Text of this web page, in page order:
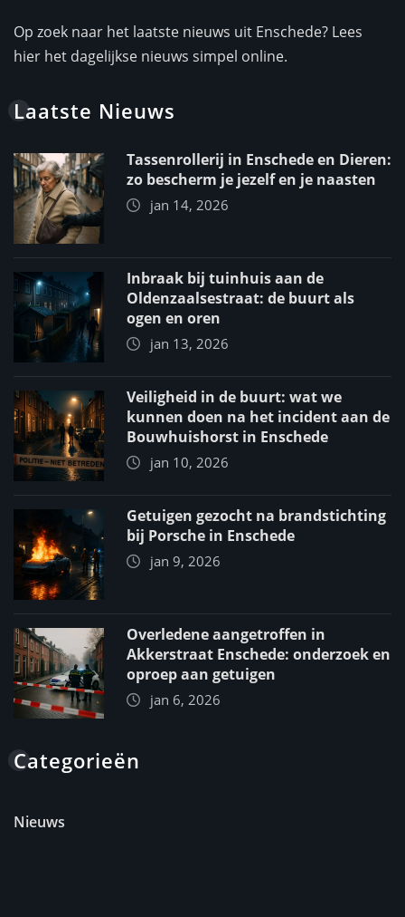
Op zoek naar het laatste nieuws uit Enschede? Lees
hier het dagelijkse nieuws simpel online.
Laatste Nieuws
Tassenrollerij in Enschede en Dieren:
zo bescherm je jezelf en je naasten
jan 14, 2026
Inbraak bij tuinhuis aan de
Oldenzaalsestraat: de buurt als
ogen en oren
jan 13, 2026
Veiligheid in de buurt: wat we
kunnen doen na het incident aan de
Bouwhuishorst in Enschede
jan 10, 2026
Getuigen gezocht na brandstichting
bij Porsche in Enschede
jan 9, 2026
Overledene aangetroffen in
Akkerstraat Enschede: onderzoek en
oproep aan getuigen
jan 6, 2026
Categorieën
Nieuws